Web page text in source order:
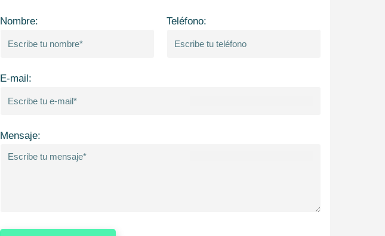
Nombre: Teléfono:
E-mail:
Mensaje: